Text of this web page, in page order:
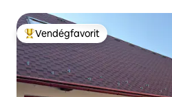
Kiemelt vendégfavorit
Vendégfavorit